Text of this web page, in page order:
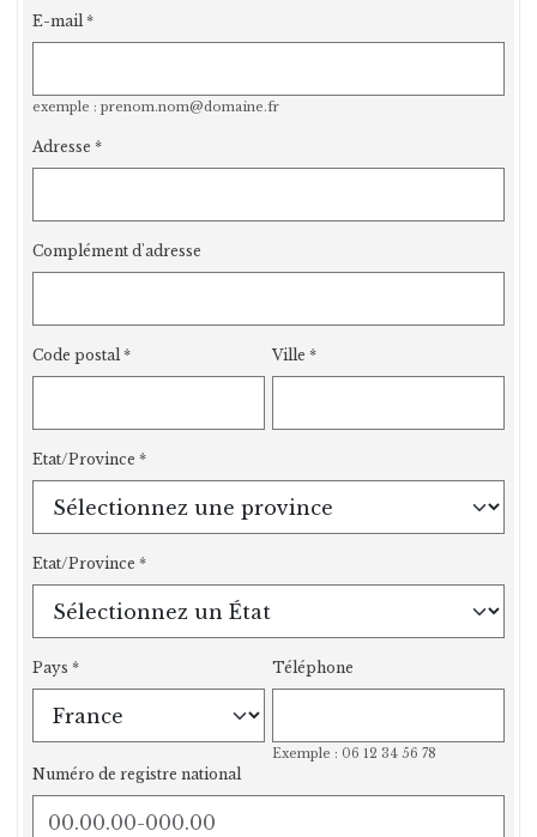
E-mail
exemple : prenom.nom@domaine.fr
Adresse
Complément d'adresse
Code postal Ville
Etat/Province
Etat/Province
Pays Téléphone
Exemple : 06 12 34 56 78
Numéro de registre national